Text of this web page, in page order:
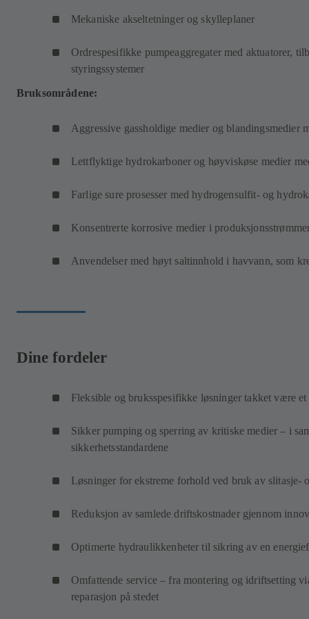
Mekaniske akseltetninger og skylleplaner
Ordrespesifikke pumpeaggregater med aktuatorer,
styringssystemer
Bruksområdene:
Aggressive gassholdige medier og blandingsmedier
Lettflyktige hydrokarboner og høyviskøse medier
Farlige sure prosesser med hydrogensulfit- og
Konsentrerte korrosive medier i
Anvendelser med høyt saltinnhold i havvann, som
Dine fordeler
Fleksible og bruksspesifikke løsninger takket være
Sikker pumping og sperring av kritiske medier – i
sikkerhetsstandardene
Løsninger for ekstreme forhold ved bruk av slitasje-
Reduksjon av samlede driftskostnader gjennom
Optimerte hydraulikkenheter til sikring av en
Omfattende service – fra montering og idriftsetting
reparasjon på stedet